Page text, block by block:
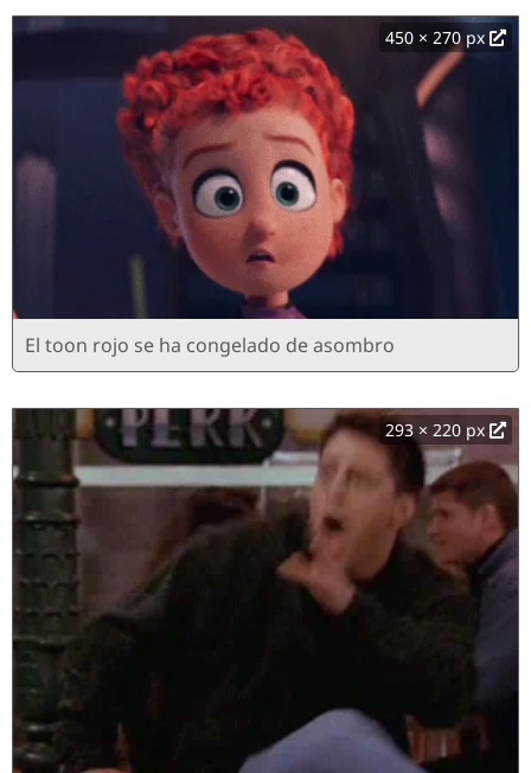
450 × 270 px
El toon rojo se ha congelado de asombro
293 × 220 px